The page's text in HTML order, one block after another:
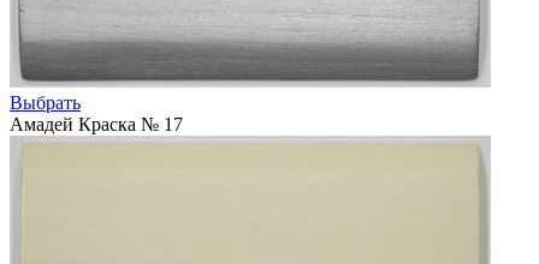
Выбрать
Амадей Краска № 17